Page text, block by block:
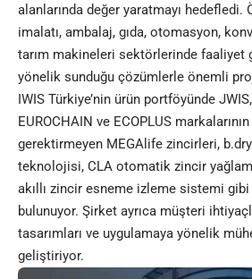
alanlarında değer yaratmayı hedefledi.
imalatı, ambalaj, gıda, otomasyon,
tarım makineleri sektörlerinde faaliyet
yönelik sunduğu çözümlerle önemli
IWIS Türkiye’nin ürün portföyünde
EUROCHAIN ve ECOPLUS markalarının
gerektirmeyen MEGAlife zincirleri,
teknolojisi, CLA otomatik zincir
akıllı zincir esneme izleme sistemi
bulunuyor. Şirket ayrıca müşteri
tasarımları ve uygulamaya yönelik
geliştiriyor.